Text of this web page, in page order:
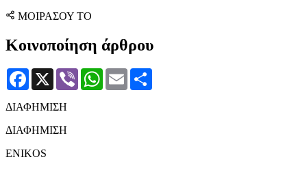
ΜΟΙΡΑΣΟΥ ΤΟ
Κοινοποίηση άρθρου
Facebook
X Viber WhatsApp
Email
ΔΙΑΦΗΜΙΣΗ
ΔΙΑΦΗΜΙΣΗ
ENIKOS